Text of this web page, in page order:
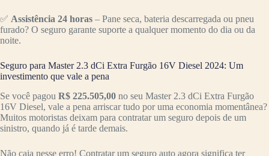
✅ Assistência 24 horas – Pane seca, bateria descarregada ou pneu
furado? O seguro garante suporte a qualquer momento do dia ou da
noite.
Seguro para Master 2.3 dCi Extra Furgão 16V Diesel 2024: Um
investimento que vale a pena
Se você pagou R$ 225.505,00 no seu Master 2.3 dCi Extra Furgão
16V Diesel, vale a pena arriscar tudo por uma economia momentânea?
Muitos motoristas deixam para contratar um seguro depois de um
sinistro, quando já é tarde demais.
Não caia nesse erro! Contratar um seguro auto agora significa ter